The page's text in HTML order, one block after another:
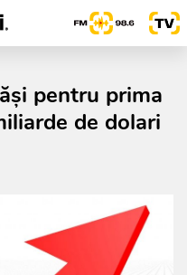
pentru prima
de dolari